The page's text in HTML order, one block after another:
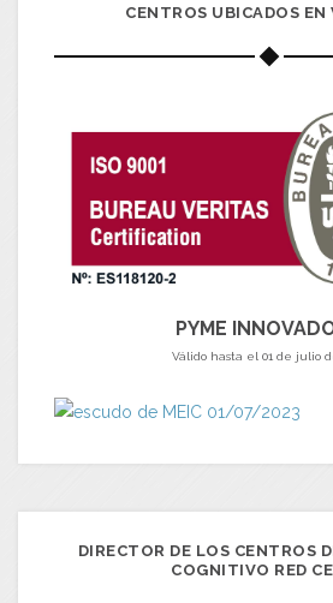
CENTROS UBICADOS EN
PYME
Válido hasta el 01 de julio
DIRECTOR DE LOS CENTROS
COGNITIVO RED